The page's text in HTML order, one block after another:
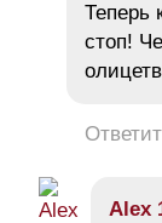
Теперь
стоп!
Alex